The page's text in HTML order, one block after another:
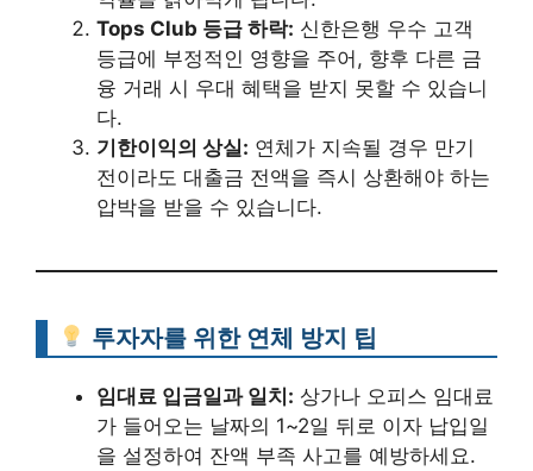
Tops Club 등급 하락: 신한은행 우수 고객
등급에 부정적인 영향을 주어, 향후 다른 금
융 거래 시 우대 혜택을 받지 못할 수 있습니
다.
기한이익의 상실: 연체가 지속될 경우 만기
전이라도 대출금 전액을 즉시 상환해야 하는
압박을 받을 수 있습니다.
투자자를 위한 연체 방지 팁
임대료 입금일과 일치: 상가나 오피스 임대료
가 들어오는 날짜의 1~2일 뒤로 이자 납입일
을 설정하여 잔액 부족 사고를 예방하세요.